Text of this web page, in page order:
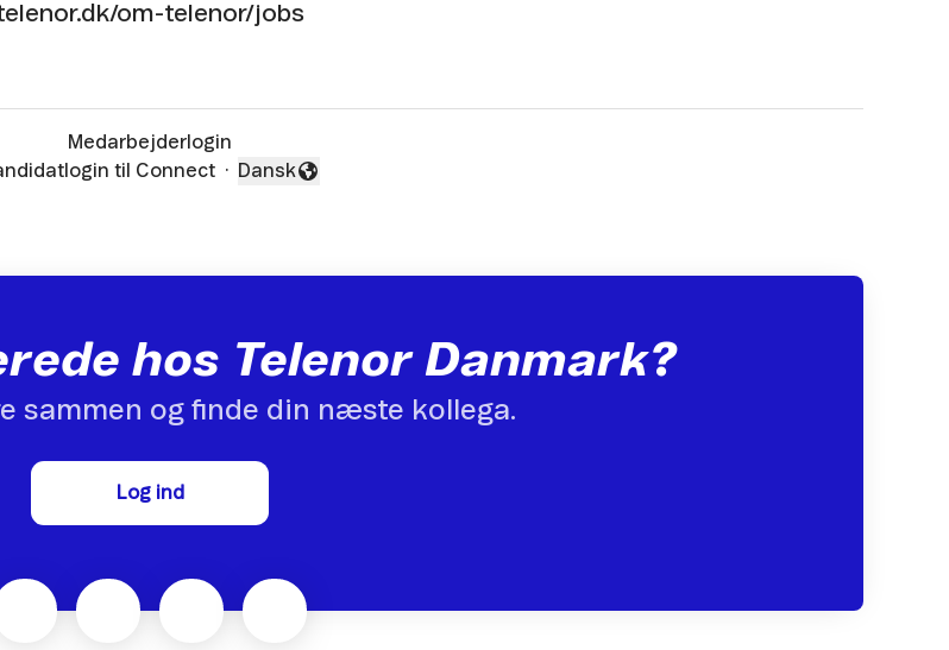
om-telenor/jobs
Medarbejderlogin
til Connect ·
Skift sprog
Dansk
hos Telenor Danmark?
sammen og finde din næste kollega.
Log ind